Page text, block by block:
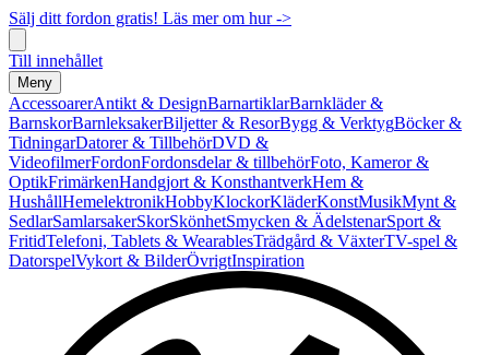
Sälj ditt fordon gratis! Läs mer om hur ->
Till innehållet
Meny
AccessoarerAntikt & DesignBarnartiklarBarnkläder &
BarnskorBarnleksakerBiljetter & ResorBygg & VerktygBöcker &
TidningarDatorer & TillbehörDVD &
VideofilmerFordonFordonsdelar & tillbehörFoto, Kameror &
OptikFrimärkenHandgjort & KonsthantverkHem &
HushållHemelektronikHobbyKlockorKläderKonstMusikMynt &
SedlarSamlarsakerSkorSkönhetSmycken & ÄdelstenarSport &
FritidTelefoni, Tablets & WearablesTrädgård & VäxterTV-spel &
DatorspelVykort & BilderÖvrigtInspiration